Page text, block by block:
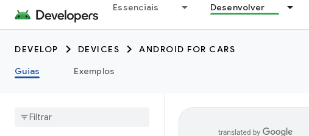
Essenciais Desenvolver
DEVELOP DEVICES
ANDROID FOR CARS
Guias
Exemplos